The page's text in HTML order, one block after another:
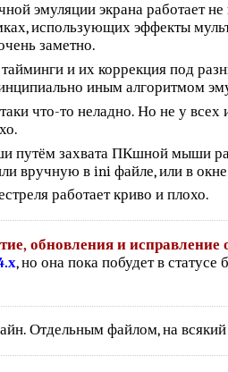
эмуляции экрана работает
использующих эффекты
заметно.
тайминги и их коррекция под
иным алгоритмом
что-то неладно. Но не у всех
путём захвата ПКшной мыши
вручную в ini файле, или в окне
работает криво и плохо.
обновления и
, но она пока побудет в
Отдельным файлом, на